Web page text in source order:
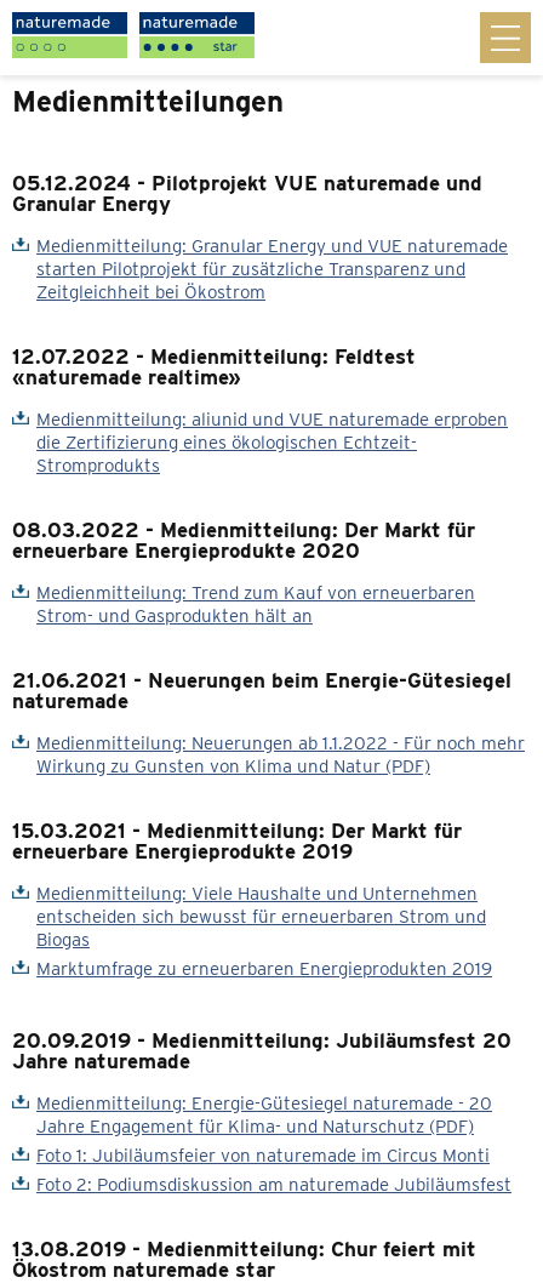
Medienmitteilungen
05.12.2024 - Pilotprojekt VUE naturemade und
Granular Energy
Medienmitteilung: Granular Energy und VUE naturemade
starten Pilotprojekt für zusätzliche Transparenz und
Zeitgleichheit bei Ökostrom
12.07.2022 - Medienmitteilung: Feldtest
«naturemade realtime»
Medienmitteilung: aliunid und VUE naturemade erproben
die Zertifizierung eines ökologischen Echtzeit-
Stromprodukts
08.03.2022 - Medienmitteilung: Der Markt für
erneuerbare Energieprodukte 2020
Medienmitteilung: Trend zum Kauf von erneuerbaren
Strom- und Gasprodukten hält an
21.06.2021 - Neuerungen beim Energie-Gütesiegel
naturemade
Medienmitteilung: Neuerungen ab 1.1.2022 - Für noch mehr
Wirkung zu Gunsten von Klima und Natur (PDF)
15.03.2021 - Medienmitteilung: Der Markt für
erneuerbare Energieprodukte 2019
Medienmitteilung: Viele Haushalte und Unternehmen
entscheiden sich bewusst für erneuerbaren Strom und
Biogas
Marktumfrage zu erneuerbaren Energieprodukten 2019
20.09.2019 - Medienmitteilung: Jubiläumsfest 20
Jahre naturemade
Medienmitteilung: Energie-Gütesiegel naturemade - 20
Jahre Engagement für Klima- und Naturschutz (PDF)
Foto 1: Jubiläumsfeier von naturemade im Circus Monti
Foto 2: Podiumsdiskussion am naturemade Jubiläumsfest
13.08.2019 - Medienmitteilung: Chur feiert mit
Ökostrom naturemade star